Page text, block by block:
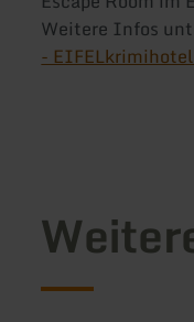
Weitere Infos
-